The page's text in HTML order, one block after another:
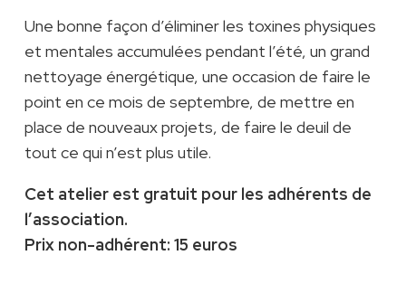
Une bonne façon d’éliminer les toxines physiques
et mentales accumulées pendant l’été, un grand
nettoyage énergétique, une occasion de faire le
point en ce mois de septembre, de mettre en
place de nouveaux projets, de faire le deuil de
tout ce qui n’est plus utile.
Cet atelier est gratuit pour les adhérents de
l’association.
Prix non-adhérent: 15 euros